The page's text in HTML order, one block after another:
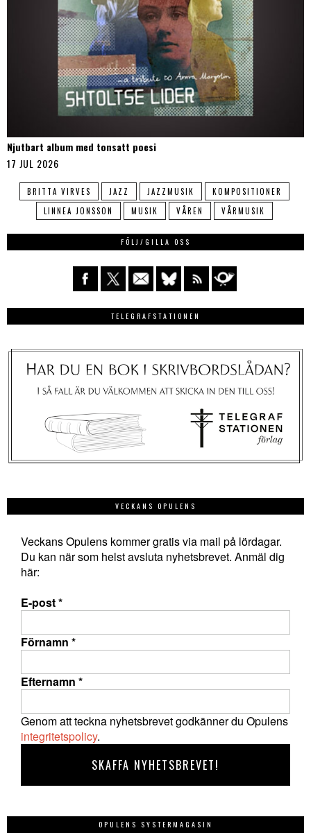
Njutbart album med tonsatt poesi
17 JUL 2026
BRITTA VIRVES JAZZ JAZZMUSIK
KOMPOSITIONER
LINNEA JONSSON
MUSIK VÅREN VÅRMUSIK
FÖLJ/GILLA OSS
TELEGRAFSTATIONEN
VECKANS OPULENS
Veckans Opulens kommer gratis via mail på lördagar.
Du kan när som helst avsluta nyhetsbrevet. Anmäl dig
här:
E-post*
Förnamn *
Efternamn *
Genom att teckna nyhetsbrevet godkänner du Opulens
integritetspolicy.
OPULENS SYSTERMAGASIN